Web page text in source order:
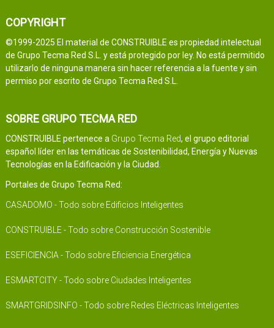
COPYRIGHT
©1999-2025 El material de CONSTRUIBLE es propiedad intelectual
de Grupo Tecma Red S.L. y está protegido por ley. No está permitido
utilizarlo de ninguna manera sin hacer referencia a la fuente y sin
permiso por escrito de Grupo Tecma Red S.L.
SOBRE GRUPO TECMA RED
CONSTRUIBLE pertenece a Grupo Tecma Red, el grupo editorial
español líder en las temáticas de Sostenibilidad, Energía y Nuevas
Tecnologías en la Edificación y la Ciudad.
Portales de Grupo Tecma Red:
CASADOMO - Todo sobre Edificios Inteligentes
CONSTRUIBLE - Todo sobre Construcción Sostenible
ESEFICIENCIA - Todo sobre Eficiencia Energética
ESMARTCITY - Todo sobre Ciudades Inteligentes
SMARTGRIDSINFO - Todo sobre Redes Eléctricas Inteligentes